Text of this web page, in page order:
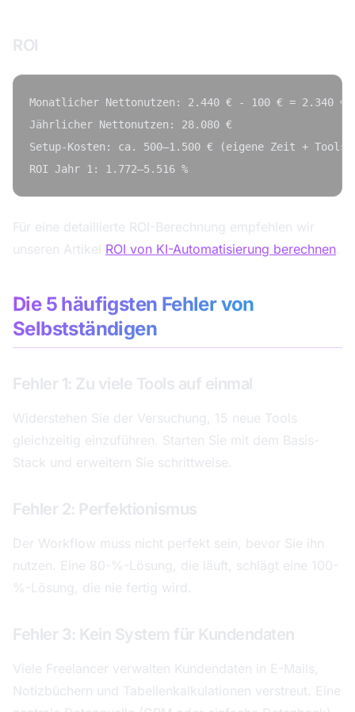
ROI
Monatlicher Nettonutzen: 2.440 € - 100 € = 2.340 €
Jährlicher Nettonutzen: 28.080 €
Setup-Kosten: ca. 500–1.500 € (eigene Zeit + Tools)
Für eine detaillierte ROI-Berechnung empfehlen wir
unseren Artikel ROI von KI-Automatisierung berechnen.
Die 5 häufigsten Fehler von
Selbstständigen
Fehler 1: Zu viele Tools auf einmal
Widerstehen Sie der Versuchung, 15 neue Tools
gleichzeitig einzuführen. Starten Sie mit dem Basis-
Stack und erweitern Sie schrittweise.
Fehler 2: Perfektionismus
Der Workflow muss nicht perfekt sein, bevor Sie ihn
nutzen. Eine 80-%-Lösung, die läuft, schlägt eine 100-
%-Lösung, die nie fertig wird.
Fehler 3: Kein System für Kundendaten
Viele Freelancer verwalten Kundendaten in E-Mails,
Notizbüchern und Tabellenkalkulationen verstreut. Eine